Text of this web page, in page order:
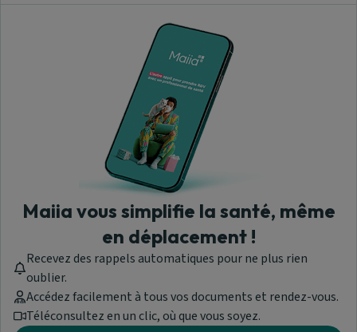
Maiia vous simplifie la santé, même
en déplacement !
Recevez des rappels automatiques pour ne plus rien
oublier.
Accédez facilement à tous vos documents et rendez-vous.
Téléconsultez en un clic, où que vous soyez.